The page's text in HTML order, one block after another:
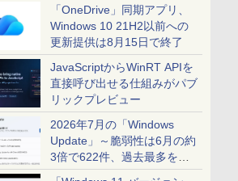
「OneDrive」同期アプリ、
Windows 10 21H2以前への
更新提供は8月15日で終了
JavaScriptからWinRT APIを
直接呼び出せる仕組みがパブ
リックプレビュー
2026年7月の「Windows
Update」～脆弱性は6月の約
3倍で622件、過去最多を大
幅に更新